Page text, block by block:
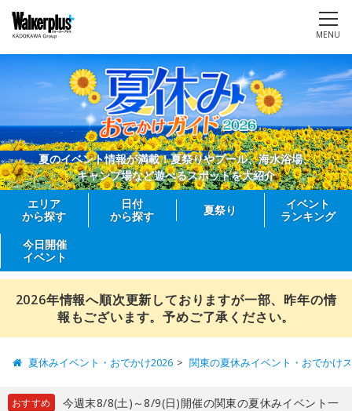
MENU
夏のイベント情報が満載！夏祭りやプール、海水浴場、
キャンプ場など遊べるスポットを大紹介
エリア
から探す
日付
から探す
夏祭り
イベント
ランキング
今日開催
イベント
2026年情報へ順次更新しておりますが一部、昨年の情
報もございます。予めご了承ください。
夏休みイベント・おでかけ2026 関東の夏休みイベント・おでかけ
おすすめ
今週末8/8(土)～8/9(日)開催の関東の夏休みイベント一